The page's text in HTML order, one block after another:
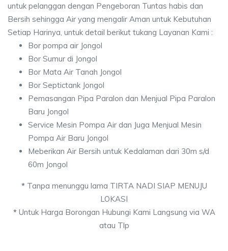
untuk pelanggan dengan Pengeboran Tuntas habis dan
Bersih sehingga Air yang mengalir Aman untuk Kebutuhan
Setiap Harinya, untuk detail berikut tukang Layanan Kami :
Bor pompa air Jongol
Bor Sumur di Jongol
Bor Mata Air Tanah Jongol
Bor Septictank Jongol
Pemasangan Pipa Paralon dan Menjual Pipa Paralon
Baru Jongol
Service Mesin Pompa Air dan Juga Menjual Mesin
Pompa Air Baru Jongol
Meberikan Air Bersih untuk Kedalaman dari 30m s/d
60m Jongol
*Tanpa menunggu lama TIRTA NADI SIAP MENUJU
LOKASI
*Untuk Harga Borongan Hubungi Kami Langsung via WA
atau Tlp